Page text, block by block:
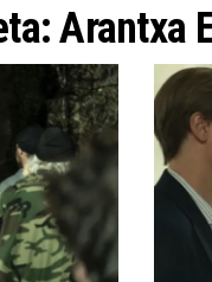
Arantxa